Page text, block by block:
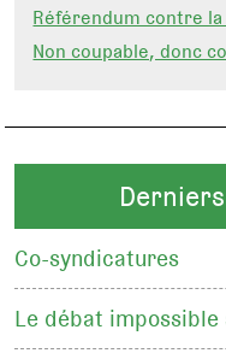
Référendum contre la
Non coupable, donc
Co-syndicatures
Le débat